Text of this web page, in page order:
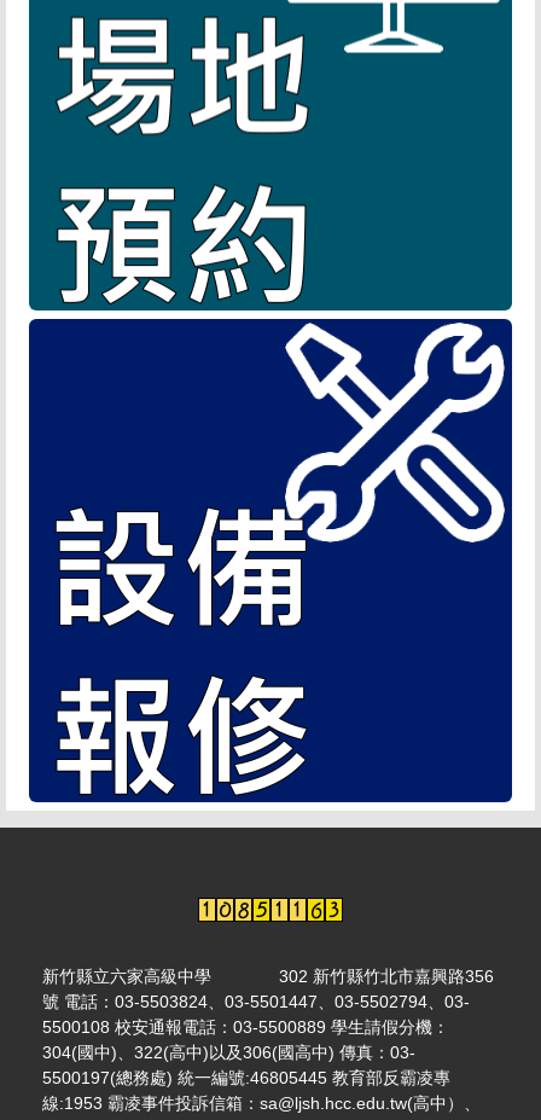
新竹縣立六家高級中學 302 新竹縣竹北市嘉興路356
號 電話：03-5503824、03-5501447、03-5502794、03-
5500108 校安通報電話：03-5500889 學生請假分機：
304(國中)、322(高中)以及306(國高中) 傳真：03-
5500197(總務處) 統一編號:46805445 教育部反霸凌專
線:1953 霸凌事件投訴信箱：sa@ljsh.hcc.edu.tw(高中）、